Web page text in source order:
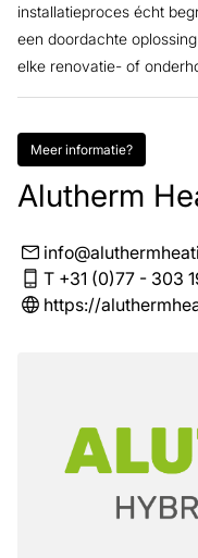
installatieproces écht
een doordachte
elke renovatie- of
Meer informatie?
Alutherm
T +31 (0)77 - 303
https://